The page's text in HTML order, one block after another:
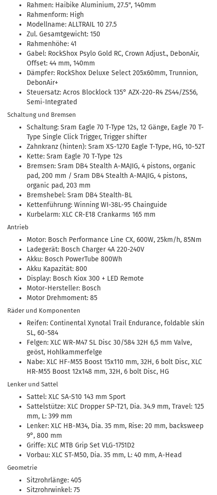
Rahmen: Haibike Aluminium, 27.5", 140mm
Rahmenform: High
Modellname: ALLTRAIL 10 27.5
Zul. Gesamtgewicht: 150
Rahmenhöhe: 41
Gabel: RockShox Psylo Gold RC, Crown Adjust., DebonAir,
Offset: 44 mm, 140mm
Dämpfer: RockShox Deluxe Select 205x60mm, Trunnion,
DebonAir+
Steuersatz: Acros Blocklock 135° AZX-220-R4 ZS44/ZS56,
Semi-Integrated
Schaltung und Bremsen
Schaltung: Sram Eagle 70 T-Type 12s, 12 Gänge, Eagle 70 T-
Type Single Click Trigger, Trigger shifter
Zahnkranz (hinten): Sram XS-1270 Eagle T-Type, HG, 10-52T
Kette: Sram Eagle 70 T-Type 12s
Bremsen: Sram DB4 Stealth A-MAJIG, 4 pistons, organic
pad, 200 mm / Sram DB4 Stealth A-MAJIG, 4 pistons,
organic pad, 203 mm
Bremshebel: Sram DB4 Stealth-BL
Kettenführung: Winning WI-38L-95 Chainguide
Kurbelarm: XLC CR-E18 Crankarms 165 mm
Antrieb
Motor: Bosch Performance Line CX, 600W, 25km/h, 85Nm
Ladegerät: Bosch Charger 4A 220-240V
Akku: Bosch PowerTube 800Wh
Akku Kapazität: 800
Display: Bosch Kiox 300 + LED Remote
Motor-Hersteller: Bosch
Motor Drehmoment: 85
Räder und Komponenten
Reifen: Continental Xynotal Trail Endurance, foldable skin
SL, 60-584
Felgen: XLC WR-M47 SL Disc 30/584 32H 6,5 mm Valve,
geöst, Hohlkammerfelge
Nabe: XLC HF-M55 Boost 15x110 mm, 32H, 6 bolt Disc, XLC
HR-M55 Boost 12x148 mm, 32H, 6 bolt Disc, HG
Lenker und Sattel
Sattel: XLC SA-S10 143 mm Sport
Sattelstütze: XLC Dropper SP-T21, Dia. 34.9 mm, Travel: 125
mm, L: 399 mm
Lenker: XLC HB-M34, Dia. 35 mm, Rise: 20 mm, backsweep
9°, 800 mm
Griffe: XLC MTB Grip Set VLG-1751D2
Vorbau: XLC ST-M50, Dia. 35 mm, L: 40 mm, A-Head
Geometrie
Sitzrohrlänge: 405
Sitzrohrwinkel: 75